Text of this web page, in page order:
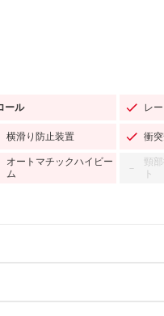
ール レ
横滑り防止装置 衝
オートマチックハイビー
ム
－
頸
ト
ド